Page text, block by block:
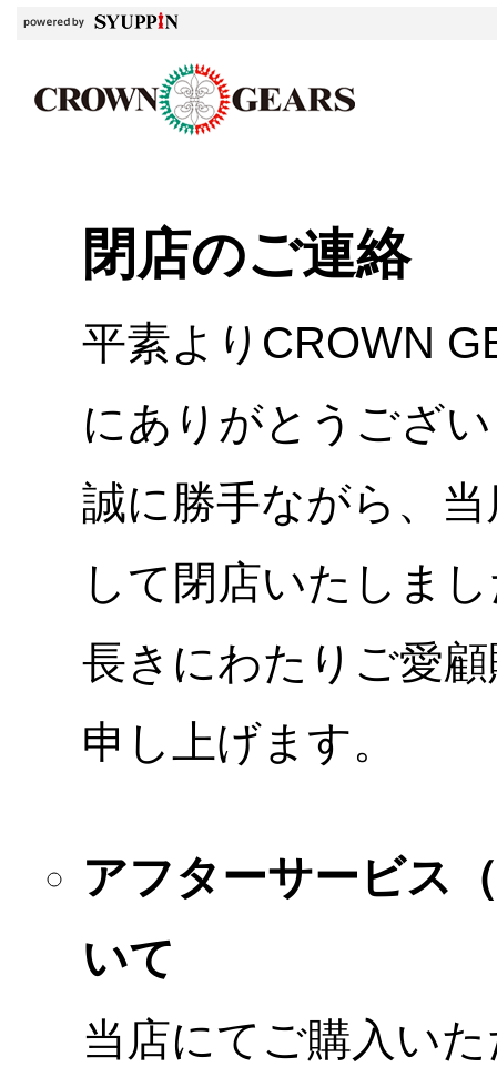
閉店のご連絡
平素よりCROWN
にありがとうござ
誠に勝手ながら、
して閉店いたしま
長きにわたりご愛
申し上げます。
アフターサービス
いて
当店にてご購入い